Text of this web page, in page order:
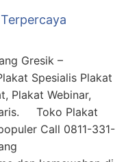
Gresik –
Spesialis Plakat
Plakat Webinar,
Toko Plakat
Call 0811-331-